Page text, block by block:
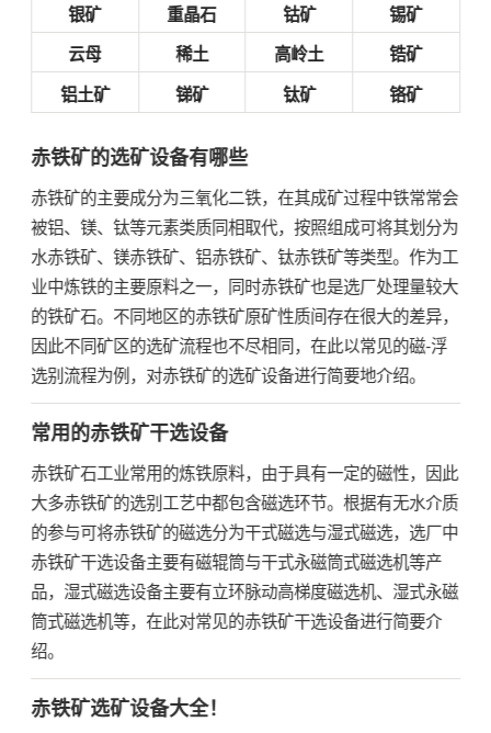
银矿
重晶石 钴矿
锡矿
云母
稀土 高岭土
锆矿
铝土矿
锑矿 钛矿 铬矿
赤铁矿的选矿设备有哪些
赤铁矿的主要成分为三氧化二铁，在其成矿过程中铁常常会
被铝、镁、钛等元素类质同相取代，按照组成可将其划分为
水赤铁矿、镁赤铁矿、铝赤铁矿、钛赤铁矿等类型。作为工
业中炼铁的主要原料之一，同时赤铁矿也是选厂处理量较大
的铁矿石。不同地区的赤铁矿原矿性质间存在很大的差异，
因此不同矿区的选矿流程也不尽相同，在此以常见的磁-浮
选别流程为例，对赤铁矿的选矿设备进行简要地介绍。
常用的赤铁矿干选设备
赤铁矿石工业常用的炼铁原料，由于具有一定的磁性，因此
大多赤铁矿的选别工艺中都包含磁选环节。根据有无水介质
的参与可将赤铁矿的磁选分为干式磁选与湿式磁选，选厂中
赤铁矿干选设备主要有磁辊筒与干式永磁筒式磁选机等产
品，湿式磁选设备主要有立环脉动高梯度磁选机、湿式永磁
筒式磁选机等，在此对常见的赤铁矿干选设备进行简要介
绍。
赤铁矿选矿设备大全！